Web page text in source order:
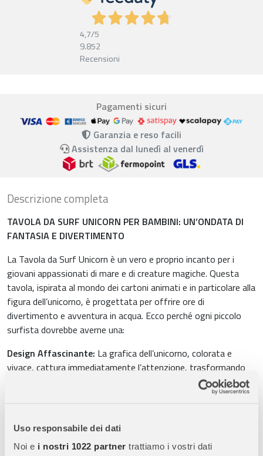
Uso responsabile dei dati
Noi e i nostri 1022 partner trattiamo i vostri dati
4,7/5
9.852
Recensioni
Pagamenti sicuri
Garanzia e reso facili
Assistenza dal lunedì al venerdì
Descrizione completa
TAVOLA DA SURF UNICORN PER BAMBINI: UN’ONDATA DI
FANTASIA E DIVERTIMENTO
La Tavola da Surf Unicorn è un vero e proprio incanto per i
giovani appassionati di mare e di creature magiche. Questa
tavola, ispirata al mondo dei cartoni animati e in particolare alla
figura dell’unicorno, è progettata per offrire ore di
divertimento e avventura in acqua. Ecco perché ogni piccolo
surfista dovrebbe averne una:
Design Affascinante: La grafica dell’unicorno, colorata e
vivace, cattura immediatamente l’attenzione, trasformando
ogni uscita in mare o in piscina in un momento speciale.
Questo design è perfetto per stimolare l’immaginazione dei
cavalcano le onde.
Struttura Solida e Durevole:Realizzata con un nucleo di